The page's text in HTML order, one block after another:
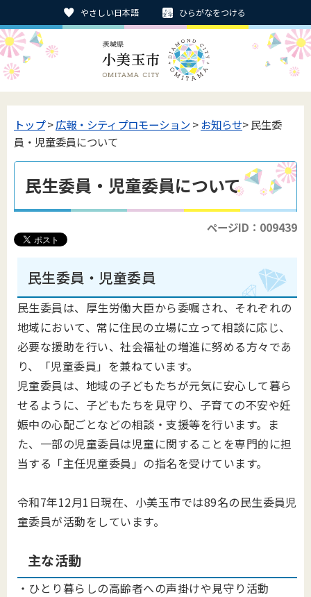
やさしい日本語 ひらがなをつける
トップ>広報・シティプロモーション>お知らせ> 民生委
員・児童委員について
民生委員・児童委員について
ページID：009439
民生委員・児童委員
民生委員は、厚生労働大臣から委嘱され、それぞれの
地域において、常に住民の立場に立って相談に応じ、
必要な援助を行い、社会福祉の増進に努める方々であ
り、「児童委員」を兼ねています。
児童委員は、地域の子どもたちが元気に安心して暮ら
せるように、子どもたちを見守り、子育ての不安や妊
娠中の心配ごとなどの相談・支援等を行います。ま
た、一部の児童委員は児童に関することを専門的に担
当する「主任児童委員」の指名を受けています。
令和7年12月1日現在、小美玉市では89名の民生委員児
童委員が活動をしています。
主な活動
・ひとり暮らしの高齢者への声掛けや見守り活動